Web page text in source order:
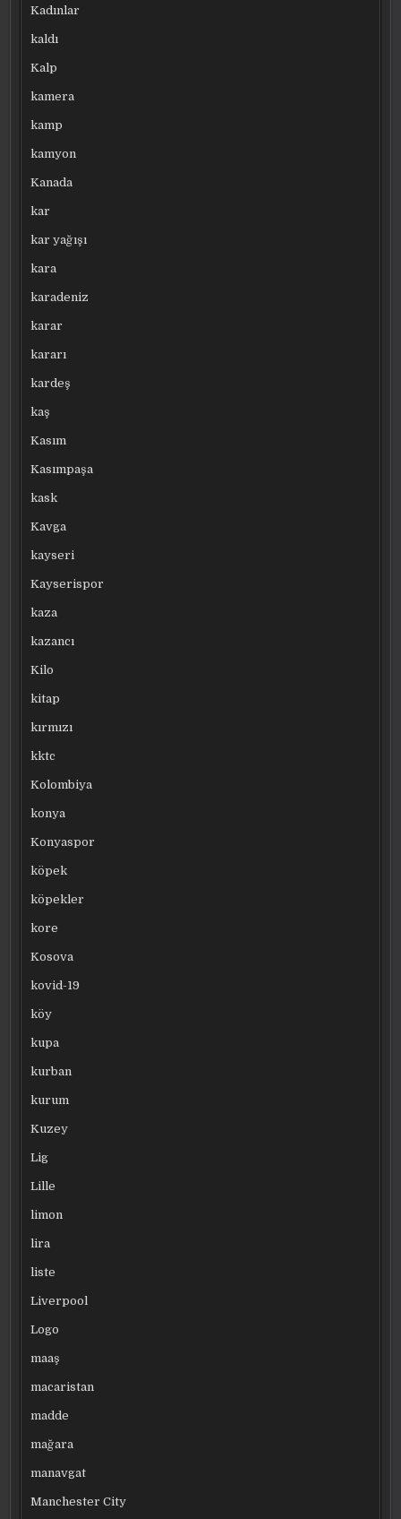
Kadınlar
kaldı
Kalp
kamera
kamp
kamyon
Kanada
kar
kar yağışı
kara
karadeniz
karar
kararı
kardeş
kaş
Kasım
Kasımpaşa
kask
Kavga
kayseri
Kayserispor
kaza
kazancı
Kilo
kitap
kırmızı
kktc
Kolombiya
konya
Konyaspor
köpek
köpekler
kore
Kosova
kovid-19
köy
kupa
kurban
kurum
Kuzey
Lig
Lille
limon
lira
liste
Liverpool
Logo
maaş
macaristan
madde
mağara
manavgat
Manchester City